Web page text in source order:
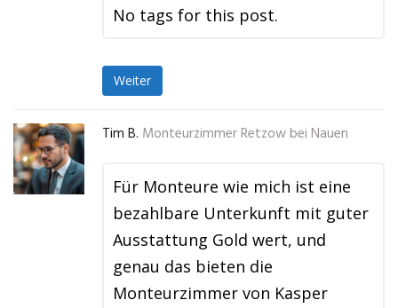
No tags for this post.
Weiter
Tim B. Monteurzimmer Retzow bei Nauen
Für Monteure wie mich ist eine
bezahlbare Unterkunft mit guter
Ausstattung Gold wert, und
genau das bieten die
Monteurzimmer von Kasper